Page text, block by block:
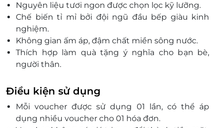
Nguyên liệu tươi ngon được chọn lọc kỹ l ưỡng.
Chế biến tỉ mỉ bởi đội ngũ đầu bếp giàu kinh
nghiệm.
Không gian ấm áp, đậm chất miền sông nước.
Thích hợp l àm quà tặng ý nghĩa cho bạn bè,
người thân.
Điều kiện sử dụng
Mỗi voucher được sử dụng 01 lần, có thể áp
dụng nhiều voucher cho 01 hóa đơn.